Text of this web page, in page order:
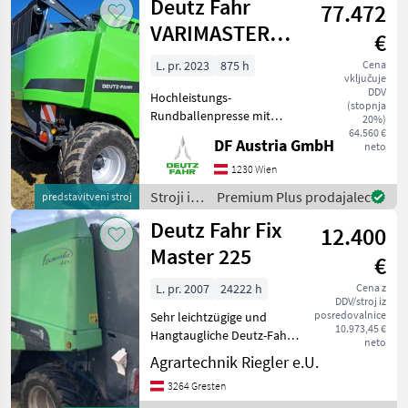
za žetev
in
spravilo
/ Deutz
predstavitveni stroj
Deutz Fahr
VARIMASTER
1060
77.472
€
Cena
vključuje
DDV
(stopnja
20%)
64.560 €
neto
L. pr. 2023
875 h
Hochleistungs-
Rundballenpresse mit
variabler Kammer,
Endlosriemen,
Integralrotor, 23 Messer mit
Einzelmessersicherung und
Gruppenschaltung 0-7-11-
12-23, absenkbarer
DF Austria GmbH
1230 Wien
Stroji in
oprema
za žetev
in
spravilo
/ Deutz
Premium Plus prodajalec
Deutz Fahr Fix
Master 225
12.400
€
Cena z
DDV/stroj iz
posredovalnice
10.973,45 €
neto
L. pr. 2007
24222 h
Sehr leichtzügige und
Hangtaugliche Deutz-Fahr
Rundballenpresse Fix
Master 225 in guter
Ausstattung und und
Agrartechnik Riegler e.U.
3264 Gresten